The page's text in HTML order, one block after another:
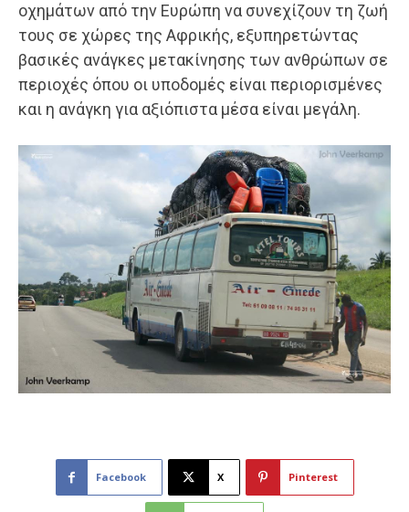
οχημάτων από την Ευρώπη να συνεχίζουν τη ζωή
τους σε χώρες της Αφρικής, εξυπηρετώντας
βασικές ανάγκες μετακίνησης των ανθρώπων σε
περιοχές όπου οι υποδομές είναι περιορισμένες
και η ανάγκη για αξιόπιστα μέσα είναι μεγάλη.
Facebook X Pinterest